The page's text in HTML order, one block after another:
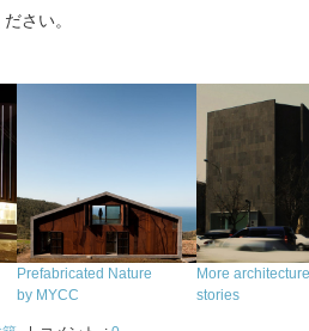
さい。
Prefabricated Nature
by MYCC
More architecture
stories